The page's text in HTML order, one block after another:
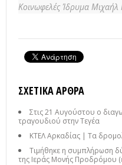
Κοινωφελές Ίδρυμα
ΣΧΕΤΙΚΆ ΆΡΘΡΑ
Στις 21 Αυγούστου ο
τραγουδιού στην Τεγέα
ΚΤΕΛ Αρκαδίας | Τα
Τιμήθηκε η συμπλήρωση
της Ιεράς Μονής Προδρόμου